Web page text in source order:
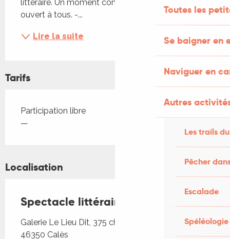
Toutes les
Se baigner en
Naviguer en
Autres
Les trails
Pêcher
Escalade
Spéléologie
littéraire. Un moment convivial et artistique,
ouvert à tous. -...
Lire la suite
Tarifs
Tarifs 2026
Participation libre
—
Localisation
Spectacle littéraire "L’âme du vin"
Galerie Le Lieu Dit, 375 chemin de Sainte Marie,
46350 Calès